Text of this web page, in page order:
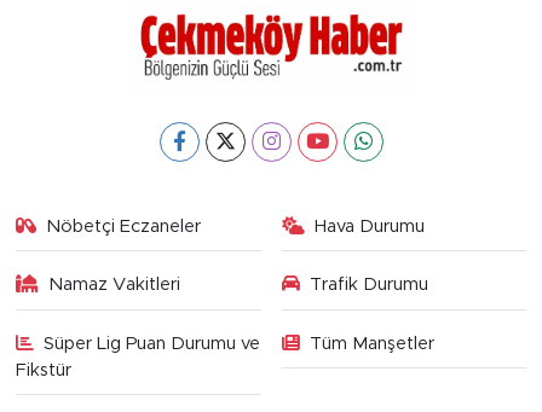
Nöbetçi Eczaneler Hava Durumu
Namaz Vakitleri Trafik Durumu
Süper Lig Puan Durumu ve
Fikstür
Tüm Manşetler